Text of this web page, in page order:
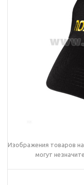
Изображения товаров
могут